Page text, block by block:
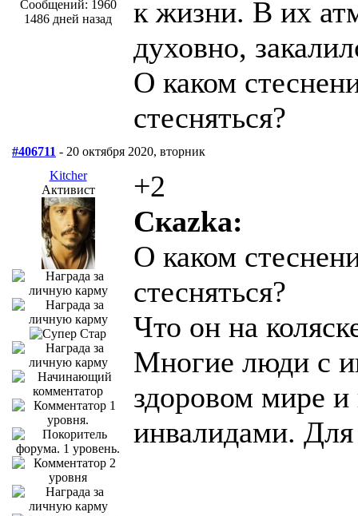
Сообщений: 1960
1486 дней назад
к жизни. В их
духовно,
О каком
стесняться?
#406711 - 20 октября 2020, вторник
Kitcher
Активист
+2
Скаzka:
О каком
стесняться?
Что он на
Многие люди с
здоровом мире
инвалидами.